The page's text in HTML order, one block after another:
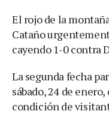
El rojo de la
Cataño
cayendo 1-0 contra
La segunda fecha
sábado, 24 de
condición de